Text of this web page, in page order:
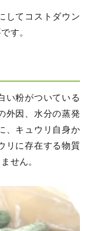
してコストダウン
す。
い粉がついている
外因、水分の蒸発
、キュウリ自身か
リに存在する物質
せん。